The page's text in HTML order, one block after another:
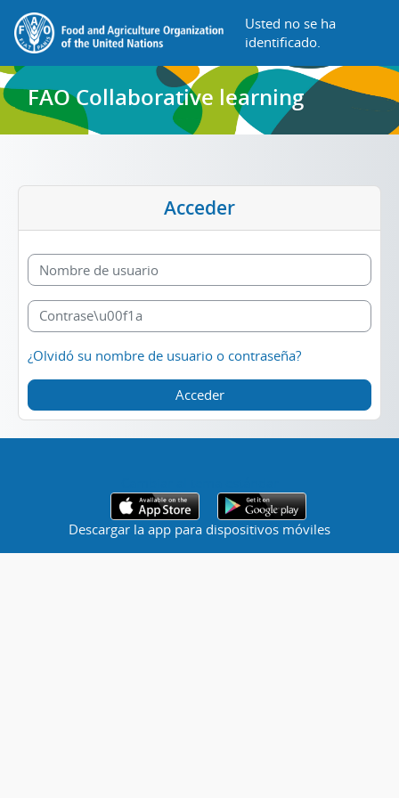
Salta al contenido principal
Usted no se ha
identificado.
FAO Collaborative learning
Acceder
Nombre de usuario
Contraseña
¿Olvidó su nombre de usuario o contraseña?
Acceder
Descargar la app para dispositivos móviles